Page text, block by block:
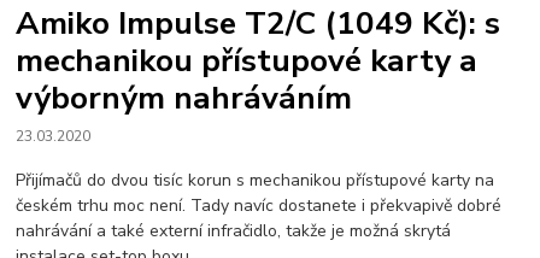
Amiko Impulse T2/C (1049 Kč): s
mechanikou přístupové karty a
výborným nahráváním
23.03.2020
Přijímačů do dvou tisíc korun s mechanikou přístupové karty na
českém trhu moc není. Tady navíc dostanete i překvapivě dobré
nahrávání a také externí infračidlo, takže je možná skrytá